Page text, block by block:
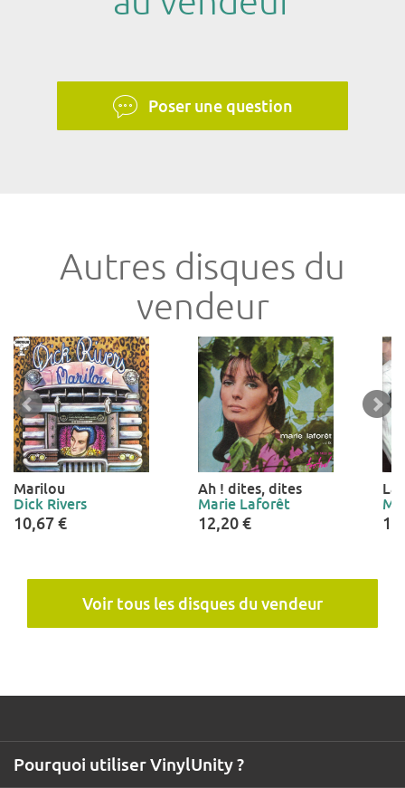
Poser une question
Autres disques du
vendeur
Marilou
Dick Rivers
10,67 €
Ah ! dites, dites
Marie Laforêt
12,20 €
La
Voir tous les disques du vendeur
Pourquoi utiliser VinylUnity ?